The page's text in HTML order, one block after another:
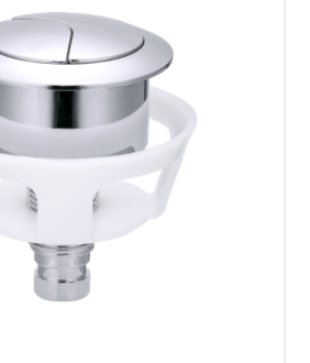
Español
Português
هَوُسَ